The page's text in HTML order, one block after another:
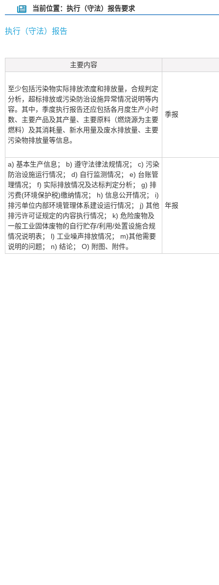
当前位置：执行（守法）报告要求
执行（守法）报告
主要内容
至少包括污染物实际排放浓度和排放量，合规判定
分析，超标排放或污染防治设施异常情况说明等内
容。其中，季度执行报告还应包括各月度生产小时
数、主要产品及其产量、主要原料（燃烧源为主要
燃料）及其消耗量、新水用量及废水排放量、主要
污染物排放量等信息。
季报
a) 基本生产信息； b) 遵守法律法规情况； c) 污染
防治设施运行情况； d) 自行监测情况； e) 台账管
理情况； f) 实际排放情况及达标判定分析； g) 排
污费(环境保护税)缴纳情况； h) 信息公开情况； i)
排污单位内部环境管理体系建设运行情况； j) 其他
排污许可证规定的内容执行情况； k) 危险废物及
一般工业固体废物的自行贮存/利用/处置设施合规
情况说明表； l) 工业噪声排放情况； m)其他需要
说明的问题； n) 结论； O) 附图、附件。
年报